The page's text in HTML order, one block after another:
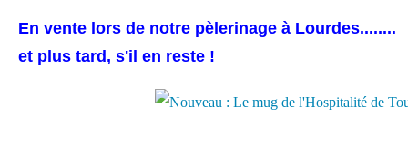
En vente lors de notre pèlerinage à Lourdes........
et plus tard, s'il en reste !